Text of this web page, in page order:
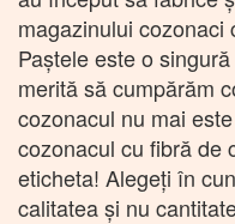
magazinului cozonaci
Paștele este o
merită să cumpărăm
cozonacul nu mai
cozonacul cu fibră de
eticheta! Alegeți în
calitatea și nu